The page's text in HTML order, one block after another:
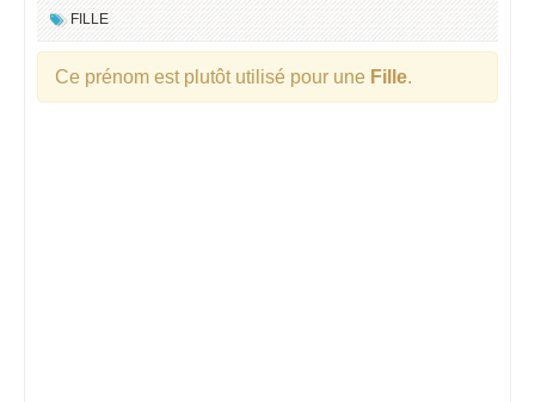
FILLE
Ce prénom est plutôt utilisé pour une Fille.